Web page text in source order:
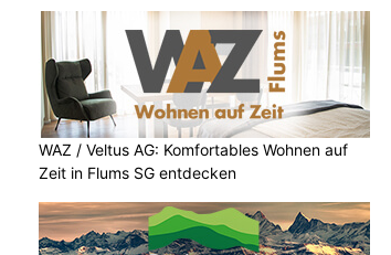
WAZ / Veltus AG: Komfortables Wohnen auf
Zeit in Flums SG entdecken